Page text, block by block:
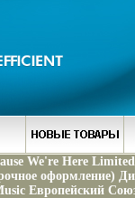
We're Here
оформление)
Европейский